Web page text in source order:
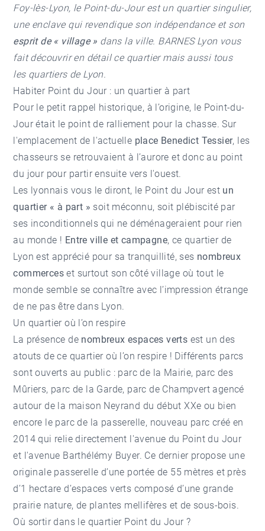
Foy-lès-Lyon, le Point-du-Jour est un quartier singulier,
une enclave qui revendique son indépendance et son
esprit de « village » dans la ville. BARNES Lyon vous
fait découvrir en détail ce quartier mais aussi tous
les quartiers de Lyon.
Habiter Point du Jour : un quartier à part
Pour le petit rappel historique, à l’origine, le Point-du-
Jour était le point de ralliement pour la chasse. Sur
l'emplacement de l'actuelle place Benedict Tessier, les
chasseurs se retrouvaient à l’aurore et donc au point
du jour pour partir ensuite vers l'ouest.
Les lyonnais vous le diront, le Point du Jour est un
quartier « à part » soit méconnu, soit plébiscité par
ses inconditionnels qui ne déménageraient pour rien
au monde ! Entre ville et campagne, ce quartier de
Lyon est apprécié pour sa tranquillité, ses nombreux
commerces et surtout son côté village où tout le
monde semble se connaître avec l’impression étrange
de ne pas être dans Lyon.
Un quartier où l’on respire
La présence de nombreux espaces verts est un des
atouts de ce quartier où l’on respire ! Différents parcs
sont ouverts au public : parc de la Mairie, parc des
Mûriers, parc de la Garde, parc de Champvert agencé
autour de la maison Neyrand du début XXe ou bien
encore le parc de la passerelle, nouveau parc créé en
2014 qui relie directement l'avenue du Point du Jour
et l'avenue Barthélémy Buyer. Ce dernier propose une
originale passerelle d’une portée de 55 mètres et près
d’1 hectare d’espaces verts composé d’une grande
prairie nature, de plantes mellifères et de sous-bois.
Où sortir dans le quartier Point du Jour ?